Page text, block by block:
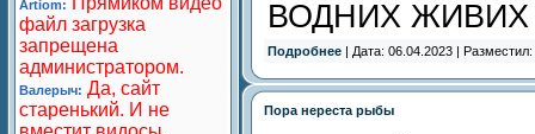
ВОДНИХ ЖИВИХ
Подробнее | Дата: 06.04.2023 | Разместил:
Пора нереста рыбы